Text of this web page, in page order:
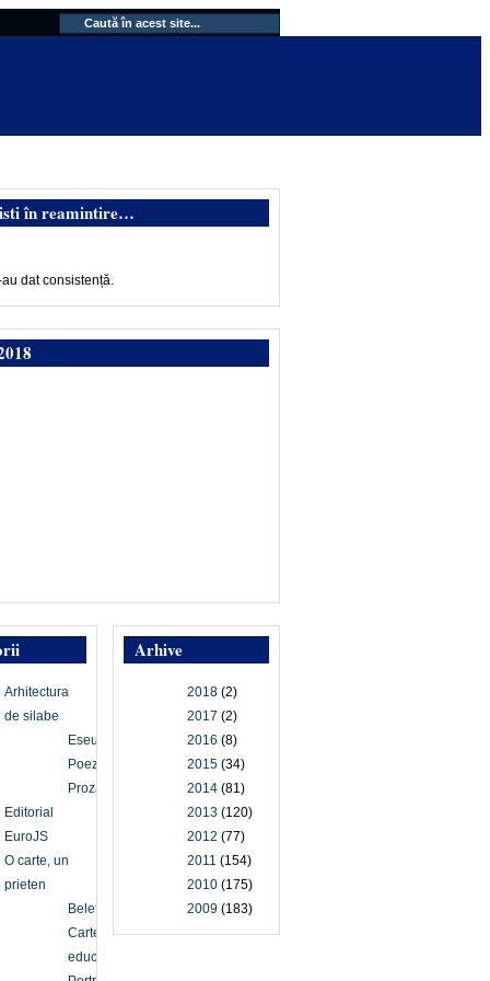
în reamintire…
dat consistență.
Arhive
2018 (2)
2017 (2)
2016 (8)
2015 (34)
2014 (81)
2013 (120)
2012 (77)
2011 (154)
2010 (175)
2009 (183)
Arhitectura
de silabe
Eseu
Poezie
Proză
Editorial
EuroJS
O carte, un
prieten
Beletristică
Carte
educațională